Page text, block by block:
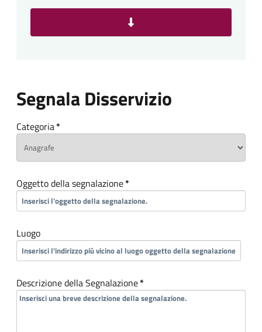
Segnala Disservizio
Categoria*
Oggetto della segnalazione*
Luogo
Descrizione della Segnalazione*